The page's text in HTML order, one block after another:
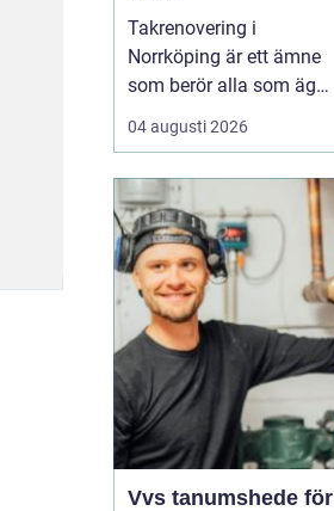
Takrenovering i
Norrköping är ett ämne
som berör alla som äger
hus, radhus eller
flerfamiljshus i området.
viktigaste skydd mot
regn, snö och fukt, och
en i tid genomförd
renovering kan sp...
04 augusti 2026
Vvs tanumshede för